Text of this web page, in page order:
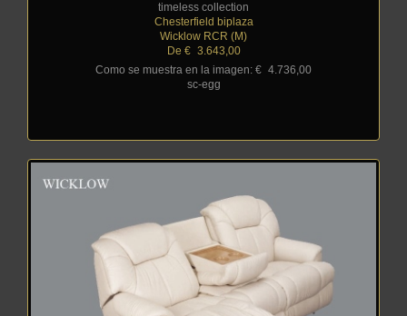
timeless collection
Chesterfield biplaza
Wicklow RCR (M)
De €_ 3.643,00
Como se muestra en la imagen: € 4.736,00
sc-egg